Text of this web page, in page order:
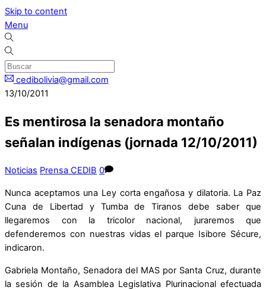
Skip to content
Menu
cedibolivia@gmail.com
13/10/2011
Es mentirosa la senadora montaño
señalan indígenas (jornada 12/10/2011)
Noticias Prensa CEDIB 0
Nunca aceptamos una Ley corta engañosa y dilatoria. La Paz
Cuna de Libertad y Tumba de Tiranos debe saber que
llegaremos con la tricolor nacional, juraremos que
defenderemos con nuestras vidas el parque Isibore Sécure,
indicaron.
Gabriela Montaño, Senadora del MAS por Santa Cruz, durante
la sesión de la Asamblea Legislativa Plurinacional efectuada